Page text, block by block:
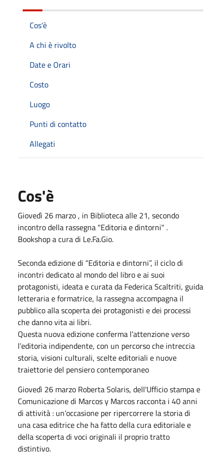
Cos'è
A chi è rivolto
Date e Orari
Costo
Luogo
Punti di contatto
Allegati
Cos'è
Giovedì 26 marzo , in Biblioteca alle 21, secondo
incontro della rassegna "Editoria e dintorni" .
Bookshop a cura di Le.Fa.Gio.
Seconda edizione di “Editoria e dintorni”, il ciclo di
incontri dedicato al mondo del libro e ai suoi
protagonisti, ideata e curata da Federica Scaltriti, guida
letteraria e formatrice, la rassegna accompagna il
pubblico alla scoperta dei protagonisti e dei processi
che danno vita ai libri.
Questa nuova edizione conferma l’attenzione verso
l’editoria indipendente, con un percorso che intreccia
storia, visioni culturali, scelte editoriali e nuove
traiettorie del pensiero contemporaneo
Giovedì 26 marzo Roberta Solaris, dell'Ufficio stampa e
Comunicazione di Marcos y Marcos racconta i 40 anni
di attività : un’occasione per ripercorrere la storia di
una casa editrice che ha fatto della cura editoriale e
della scoperta di voci originali il proprio tratto
distintivo.